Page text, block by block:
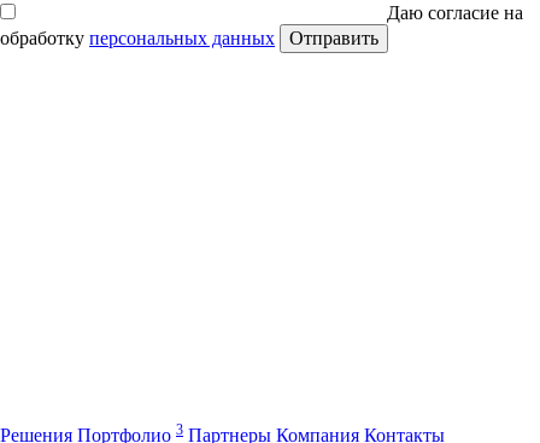
Даю согласие на
обработку персональных данных Отправить
Решения Портфолио 3 Партнеры Компания Контакты